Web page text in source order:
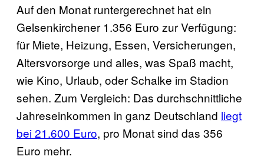
Auf den Monat runtergerechnet hat ein
Gelsenkirchener 1.356 Euro zur Verfügung:
für Miete, Heizung, Essen, Versicherungen,
Altersvorsorge und alles, was Spaß macht,
wie Kino, Urlaub, oder Schalke im Stadion
sehen. Zum Vergleich: Das durchschnittliche
Jahreseinkommen in ganz Deutschland liegt
bei 21.600 Euro, pro Monat sind das 356
Euro mehr.